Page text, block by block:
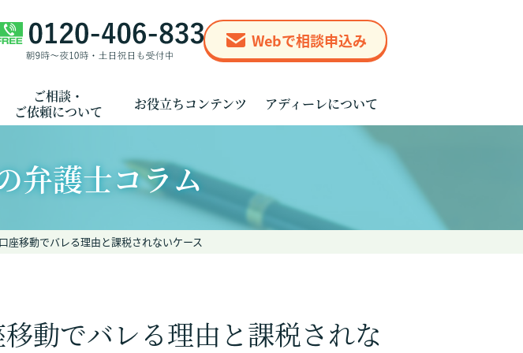
Webで相談申込み
ご相談・
ご依頼について
お役立ちコンテンツ アディーレについて
弁護士コラム
座移動でバレる理由と課税されないケース
動でバレる理由と課税されな